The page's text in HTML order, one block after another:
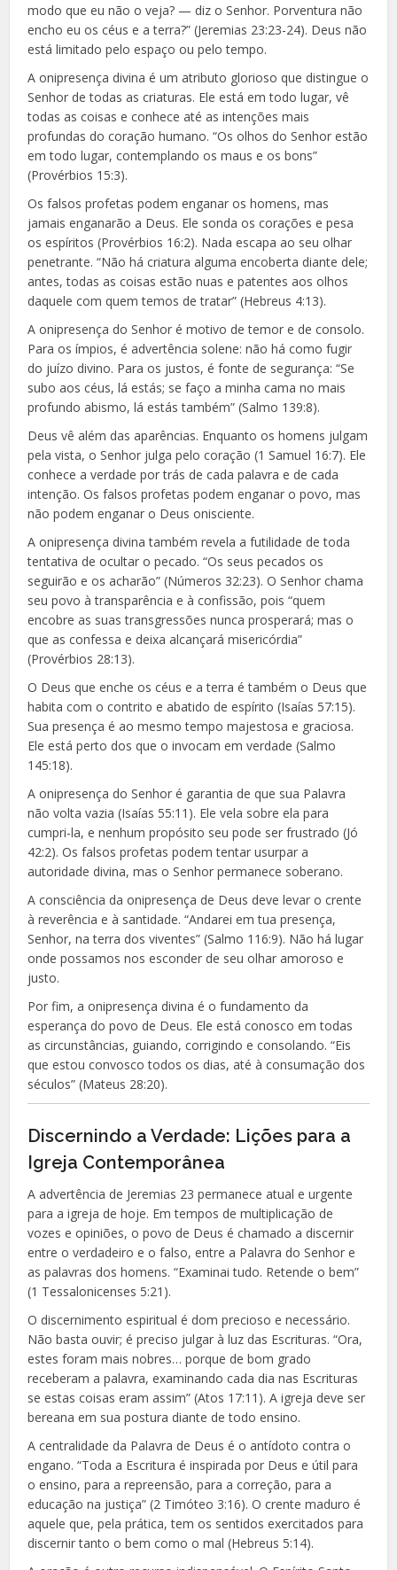
modo que eu não o veja? — diz o Senhor. Porventura não
encho eu os céus e a terra?” (Jeremias 23:23-24). Deus não
está limitado pelo espaço ou pelo tempo.
A onipresença divina é um atributo glorioso que distingue o
Senhor de todas as criaturas. Ele está em todo lugar, vê
todas as coisas e conhece até as intenções mais
profundas do coração humano. “Os olhos do Senhor estão
em todo lugar, contemplando os maus e os bons”
(Provérbios 15:3).
Os falsos profetas podem enganar os homens, mas
jamais enganarão a Deus. Ele sonda os corações e pesa
os espíritos (Provérbios 16:2). Nada escapa ao seu olhar
penetrante. “Não há criatura alguma encoberta diante dele;
antes, todas as coisas estão nuas e patentes aos olhos
daquele com quem temos de tratar” (Hebreus 4:13).
A onipresença do Senhor é motivo de temor e de consolo.
Para os ímpios, é advertência solene: não há como fugir
do juízo divino. Para os justos, é fonte de segurança: “Se
subo aos céus, lá estás; se faço a minha cama no mais
profundo abismo, lá estás também” (Salmo 139:8).
Deus vê além das aparências. Enquanto os homens julgam
pela vista, o Senhor julga pelo coração (1 Samuel 16:7). Ele
conhece a verdade por trás de cada palavra e de cada
intenção. Os falsos profetas podem enganar o povo, mas
não podem enganar o Deus onisciente.
A onipresença divina também revela a futilidade de toda
tentativa de ocultar o pecado. “Os seus pecados os
seguirão e os acharão” (Números 32:23). O Senhor chama
seu povo à transparência e à confissão, pois “quem
encobre as suas transgressões nunca prosperará; mas o
que as confessa e deixa alcançará misericórdia”
(Provérbios 28:13).
O Deus que enche os céus e a terra é também o Deus que
habita com o contrito e abatido de espírito (Isaías 57:15).
Sua presença é ao mesmo tempo majestosa e graciosa.
Ele está perto dos que o invocam em verdade (Salmo
145:18).
A onipresença do Senhor é garantia de que sua Palavra
não volta vazia (Isaías 55:11). Ele vela sobre ela para
cumpri-la, e nenhum propósito seu pode ser frustrado (Jó
42:2). Os falsos profetas podem tentar usurpar a
autoridade divina, mas o Senhor permanece soberano.
A consciência da onipresença de Deus deve levar o crente
à reverência e à santidade. “Andarei em tua presença,
Senhor, na terra dos viventes” (Salmo 116:9). Não há lugar
onde possamos nos esconder de seu olhar amoroso e
justo.
Por fim, a onipresença divina é o fundamento da
esperança do povo de Deus. Ele está conosco em todas
as circunstâncias, guiando, corrigindo e consolando. “Eis
que estou convosco todos os dias, até à consumação dos
séculos” (Mateus 28:20).
Discernindo a Verdade: Lições para a
Igreja Contemporânea
A advertência de Jeremias 23 permanece atual e urgente
para a igreja de hoje. Em tempos de multiplicação de
vozes e opiniões, o povo de Deus é chamado a discernir
entre o verdadeiro e o falso, entre a Palavra do Senhor e
as palavras dos homens. “Examinai tudo. Retende o bem”
(1 Tessalonicenses 5:21).
O discernimento espiritual é dom precioso e necessário.
Não basta ouvir; é preciso julgar à luz das Escrituras. “Ora,
estes foram mais nobres… porque de bom grado
receberam a palavra, examinando cada dia nas Escrituras
se estas coisas eram assim” (Atos 17:11). A igreja deve ser
bereana em sua postura diante de todo ensino.
A centralidade da Palavra de Deus é o antídoto contra o
engano. “Toda a Escritura é inspirada por Deus e útil para
o ensino, para a repreensão, para a correção, para a
educação na justiça” (2 Timóteo 3:16). O crente maduro é
aquele que, pela prática, tem os sentidos exercitados para
discernir tanto o bem como o mal (Hebreus 5:14).